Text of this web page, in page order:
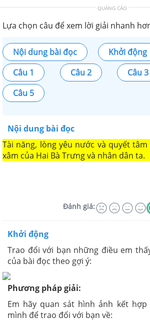
QUẢNG CÁO
Lựa chọn câu để xem lời giải nhanh
Nội dung bài đọc Khởi động
Câu 1
Câu 2 Câu 3
Câu 5
Nội dung bài đọc
Tài năng, lòng yêu nước và quyết
xâm của Hai Bà Trưng và nhân dân ta.
Đánh giá:
Khởi động
Trao đổi với bạn những điều em
của bài đọc theo gợi ý:
Phương pháp giải:
Em hãy quan sát hình ảnh kết
mình để trao đổi với bạn về: